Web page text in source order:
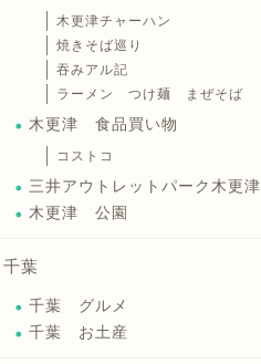
木更津チャーハン
焼きそば巡り
吞みアル記
ラーメン つけ麺 まぜそば
木更津 食品買い物
コストコ
三井アウトレットパーク木更津
木更津 公園
千葉
千葉 グルメ
千葉 お土産